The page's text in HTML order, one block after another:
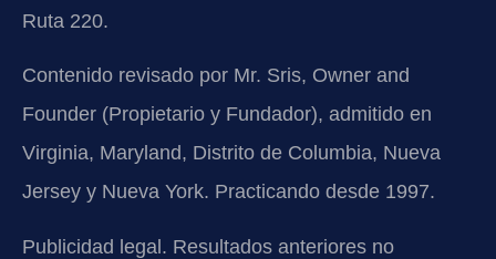
Ruta 220.
Contenido revisado por Mr. Sris, Owner and
Founder (Propietario y Fundador), admitido en
Virginia, Maryland, Distrito de Columbia, Nueva
Jersey y Nueva York. Practicando desde 1997.
Publicidad legal. Resultados anteriores no